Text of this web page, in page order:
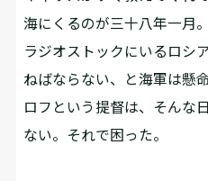
海にくるのが三十八年一月
ラジオストックにいるロシ
ねばならない、と海軍は懸
ロフという提督は、そんな
ない。それで困った。